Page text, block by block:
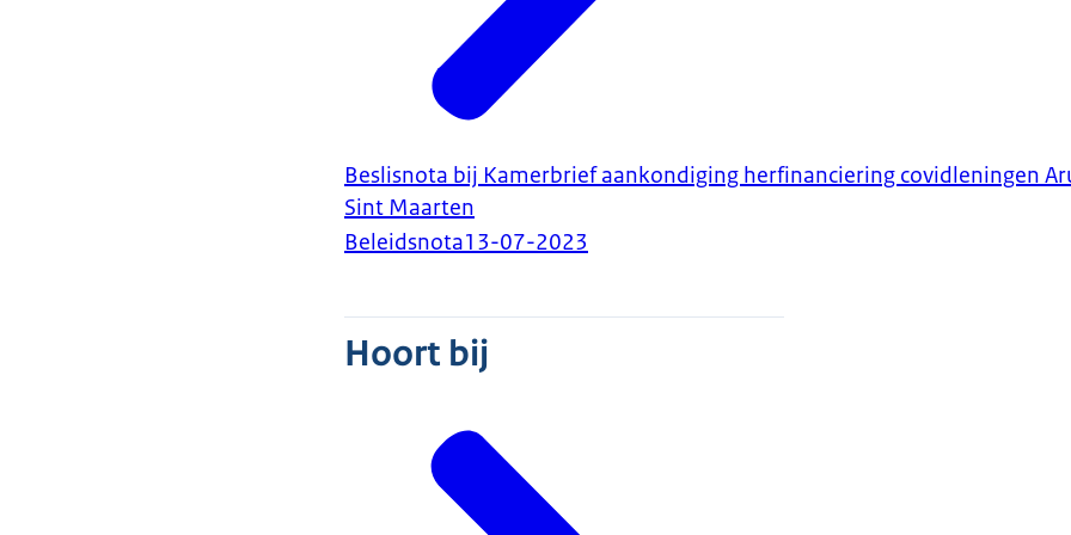
Beslisnota bij Kamerbrief aankondiging herfinanciering covidleningen
Sint Maarten
Beleidsnota13-07-2023
Hoort bij